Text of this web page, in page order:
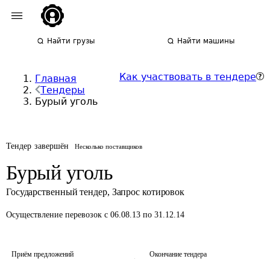
Найти грузы Найти машины
Главная
Тендеры
Бурый уголь
Как участвовать в тендере
Тендер завершён Несколько поставщиков
Бурый уголь
Государственный тендер, Запрос котировок
Осуществление перевозок с 06.08.13 по 31.12.14
Приём предложений
Окончание тендера